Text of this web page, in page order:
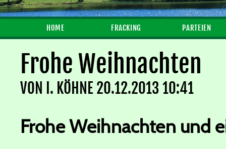
HOME FRACKING PARTEIEN
Frohe Weihnachten
VON I. KÖHNE20.12.2013 10:41
Frohe Weihnachten und